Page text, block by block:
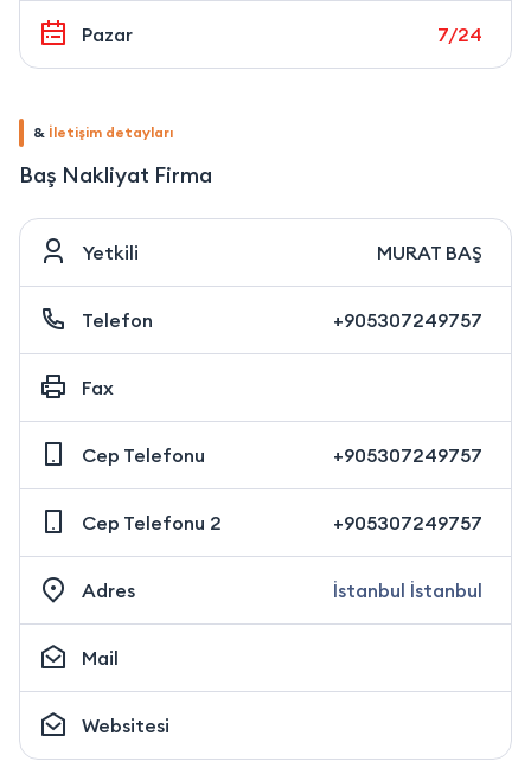
Pazar 7/24
& İletişim detayları
Baş Nakliyat Firma
Yetkili MURAT BAŞ
Telefon +905307249757
Fax
Cep Telefonu +905307249757
Cep Telefonu 2 +905307249757
Adres İstanbul İstanbul
Mail
Websitesi